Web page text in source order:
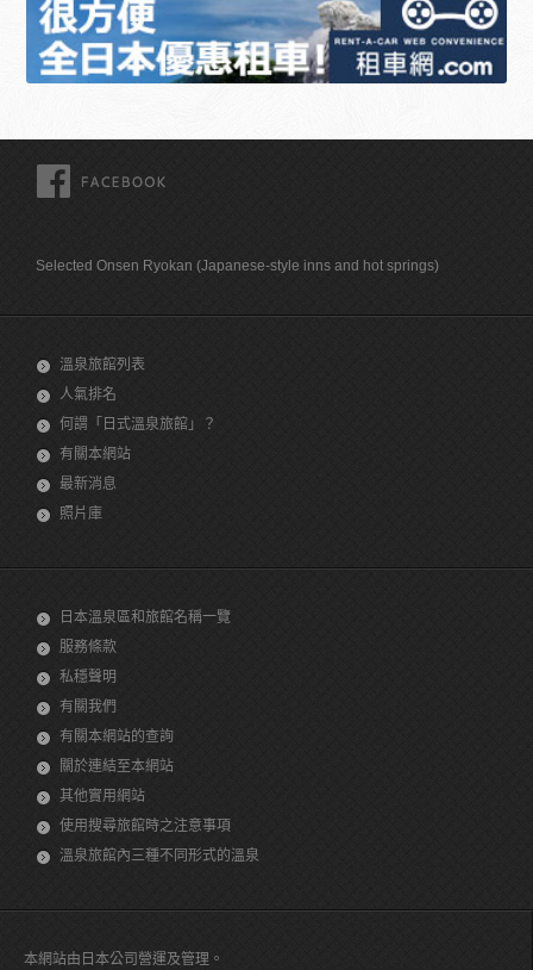
Selected Onsen Ryokan (Japanese-style inns and hot springs)
溫泉旅館列表
人氣排名
何謂「日式溫泉旅館」？
有關本網站
最新消息
照片庫
日本溫泉區和旅館名稱一覽
服務條款
私穩聲明
有關我們
有關本網站的查詢
關於連結至本網站
其他實用網站
使用搜尋旅館時之注意事項
溫泉旅館內三種不同形式的溫泉
本網站由日本公司營運及管理。